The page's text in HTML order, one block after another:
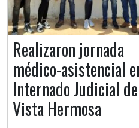
Realizaron jornada
médico-asistencial
Internado Judicial de
Vista Hermosa